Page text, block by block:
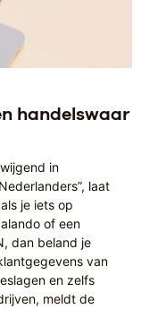
handelswaar
in
laat
je iets op
of een
dan beland je
van
en zelfs
meldt de